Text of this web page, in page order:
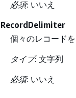
必須: いいえ
RecordDelimiter
個々のレコード
タイプ: 文字列
必須: いいえ